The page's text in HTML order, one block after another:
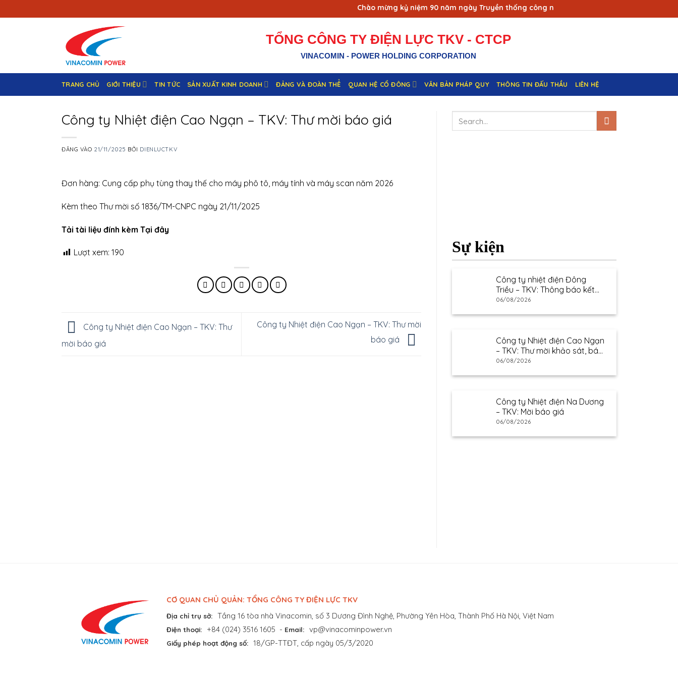
qua
Chào mừng kỷ niệm 90 năm ngày Truyền thống công nhân Vùng mỏ - Truyền thống ngành
TỔNG CÔNG TY ĐIỆN LỰC TKV - CTCP
VINACOMIN - POWER HOLDING CORPORATION
TRANG CHỦ GIỚI THIỆU TIN TỨC SẢN XUẤT KINH DOANH ĐẢNG VÀ ĐOÀN THỂ QUAN HỆ CỔ ĐÔNG VĂN BẢN PHÁP QUY THÔNG TIN ĐẤU THẦU LIÊN HỆ
Công ty Nhiệt điện Cao Ngạn – TKV: Thư mời báo giá
ĐĂNG VÀO 21/11/2025 BỞI DIENLUCTKV
Đơn hàng: Cung cấp phụ tùng thay thế cho máy phô tô, máy tính và máy scan năm 2026
Kèm theo Thư mời số 1836/TM-CNPC ngày 21/11/2025
Tải tài liệu đính kèm Tại đây
Lượt xem: 190
Công ty Nhiệt điện Cao Ngạn – TKV: Thư
mời báo giá
Công ty Nhiệt điện Cao Ngạn – TKV: Thư mời
báo giá
Sự kiện
Công ty nhiệt điện Đông
Triều – TKV: Thông báo kết
quả lựa chọn nhà cung cấp
06/08/2026
Công ty Nhiệt điện Cao Ngạn
– TKV: Thư mời khảo sát, báo
giá
06/08/2026
Công ty Nhiệt điện Na Dương
– TKV: Mời báo giá
06/08/2026
CƠ QUAN CHỦ QUẢN: TỔNG CÔNG TY ĐIỆN LỰC TKV
Địa chỉ trụ sở: Tầng 16 tòa nhà Vinacomin, số 3 Dương Đình Nghệ, Phường Yên Hòa, Thành Phố Hà Nội, Việt Nam
Điện thoại: +84 (024) 3516 1605 - Email: vp@vinacominpower.vn
Giấy phép hoạt động số: 18/GP-TTĐT, cấp ngày 05/3/2020